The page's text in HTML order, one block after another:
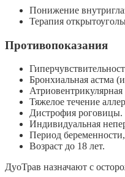
Понижение
Терапия
Противопоказания
Бронхиальная астма
Тяжелое течение
Дистрофия роговицы.
Индивидуальная
Период
Возраст до 18 лет.
ДуоТрав назначают с